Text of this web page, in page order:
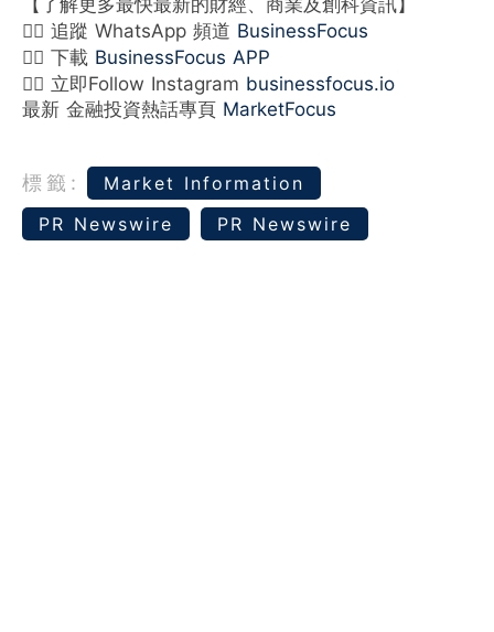
【了解更多最快最新的財經、商業及創科資訊】
👉🏻 追蹤 WhatsApp 頻道 BusinessFocus
👉🏻 下載 BusinessFocus APP
👉🏻 立即Follow Instagram businessfocus.io
最新 金融投資熱話專頁 MarketFocus
標籤:
Market Information
PR Newswire
PR Newswire